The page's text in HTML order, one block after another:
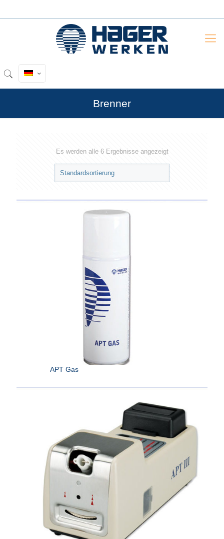
Brenner
Es werden alle 6 Ergebnisse angezeigt
APT Gas